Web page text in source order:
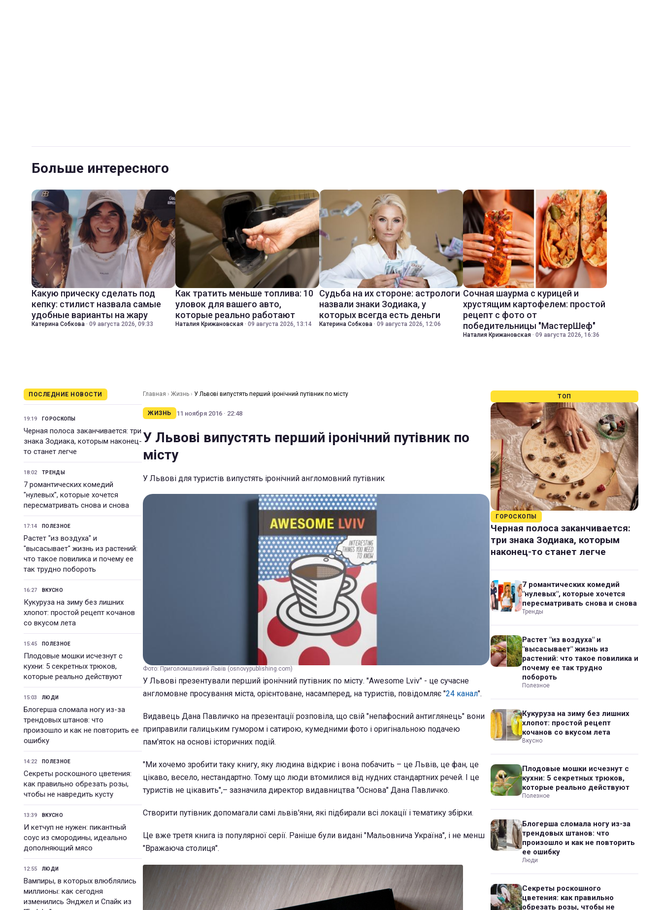
Больше интересного
Какую прическу сделать под
кепку: стилист назвала самые
удобные варианты на жару
Катерина Собкова · 09 августа 2026, 09:33
Как тратить меньше топлива: 10
уловок для вашего авто,
которые реально работают
Наталия Крижановская · 09 августа 2026, 13:14
Судьба на их стороне: астрологи
назвали знаки Зодиака, у
которых всегда есть деньги
Катерина Собкова · 09 августа 2026, 12:06
Сочная шаурма с курицей и
хрустящим картофелем: простой
рецепт с фото от
победительницы "МастерШеф"
Наталия Крижановская · 09 августа 2026, 16:36
ПОСЛЕДНИЕ НОВОСТИ
19:19 ГОРОСКОПЫ
Черная полоса заканчивается: три
знака Зодиака, которым наконец-
то станет легче
18:02 ТРЕНДЫ
7 романтических комедий
"нулевых", которые хочется
пересматривать снова и снова
17:14 ПОЛЕЗНОЕ
Растет "из воздуха" и
"высасывает" жизнь из растений:
что такое повилика и почему ее
так трудно побороть
16:27 ВКУСНО
Кукуруза на зиму без лишних
хлопот: простой рецепт кочанов
со вкусом лета
15:45 ПОЛЕЗНОЕ
Плодовые мошки исчезнут с
кухни: 5 секретных трюков,
которые реально действуют
15:03 ЛЮДИ
Блогерша сломала ногу из-за
трендовых штанов: что
произошло и как не повторить ее
ошибку
14:22 ПОЛЕЗНОЕ
Секреты роскошного цветения:
как правильно обрезать розы,
чтобы не навредить кусту
13:39 ВКУСНО
И кетчуп не нужен: пикантный
соус из смородины, идеально
дополняющий мясо
12:55 ЛЮДИ
Вампиры, в которых влюблялись
миллионы: как сегодня
изменились Энджел и Спайк из
Главная › Жизнь › У Львові випустять перший іронічний путівник по місту
ЖИЗНЬ 11 ноября 2016 · 22:48
У Львові випустять перший іронічний путівник по
місту
У Львові для туристів випустять іронічний англомовний путівник
Фото: Приголомшливий Львів (osnovypublishing.com)
У Львові презентували перший іронічний путівник по місту. "Awesome Lviv" - це сучасне
англомовне просування міста, орієнтоване, насамперед, на туристів, повідомляє "24 канал".
Видавець Дана Павличко на презентації розповіла, що свій "непафосний антиглянець" вони
приправили галицьким гумором і сатирою, кумедними фото і оригінальною подачею
пам'яток на основі історичних подій.
"Ми хочемо зробити таку книгу, яку людина відкриє і вона побачить – це Львів, це фан, це
цікаво, весело, нестандартно. Тому що люди втомилися від нудних стандартних речей. І це
туристів не цікавить",– зазначила директор видавництва "Основа" Дана Павличко.
Створити путівник допомагали самі львів'яни, які підбирали всі локації і тематику збірки.
Це вже третя книга із популярної серії. Раніше були видані "Мальовнича Україна", і не менш
"Вражаюча столиця".
ТОП
ГОРОСКОПЫ
Черная полоса заканчивается:
три знака Зодиака, которым
наконец-то станет легче
7 романтических комедий
"нулевых", которые хочется
пересматривать снова и снова
Тренды
Растет "из воздуха" и
"высасывает" жизнь из
растений: что такое повилика и
почему ее так трудно
побороть
Полезное
Кукуруза на зиму без лишних
хлопот: простой рецепт
кочанов со вкусом лета
Вкусно
Плодовые мошки исчезнут с
кухни: 5 секретных трюков,
которые реально действуют
Полезное
Блогерша сломала ногу из-за
трендовых штанов: что
произошло и как не повторить
ее ошибку
Люди
Секреты роскошного
цветения: как правильно
обрезать розы, чтобы не